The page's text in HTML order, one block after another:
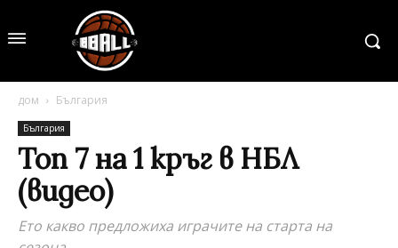
дом България
България
Топ 7 на 1 кръг в НБЛ
(видео)
Ето какво предложиха играчите на старта на